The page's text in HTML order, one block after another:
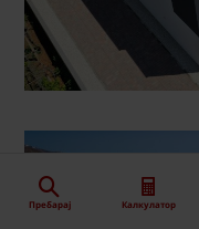
Пребарај Калкулатор